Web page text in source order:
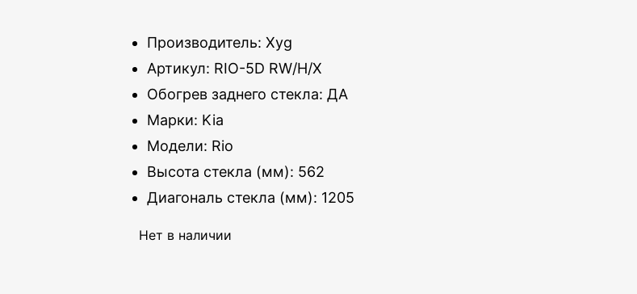
Производитель: Xyg
Артикул: RIO-5D RW/H/X
Обогрев заднего стекла: ДА
Марки: Kia
Модели: Rio
Высота стекла (мм): 562
Диагональ стекла (мм): 1205
Нет в наличии